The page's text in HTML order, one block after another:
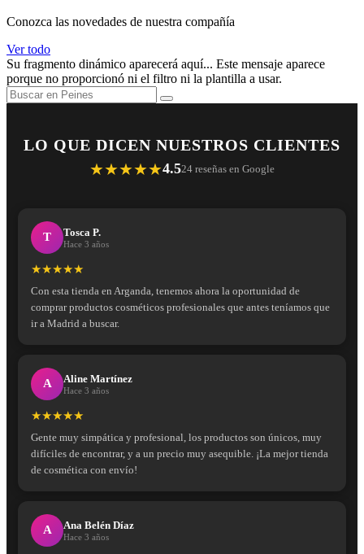
Conozca las novedades de nuestra compañía
Ver todo
Su fragmento dinámico aparecerá aquí... Este mensaje aparece
porque no proporcionó ni el filtro ni la plantilla a usar.
LO QUE DICEN NUESTROS CLIENTES
★★★★★4.524 reseñas en Google
T Tosca P.
Hace 3 años
★★★★★
Con esta tienda en Arganda, tenemos ahora la oportunidad de
comprar productos cosméticos profesionales que antes teníamos que
ir a Madrid a buscar.
A Aline Martínez
Hace 3 años
★★★★★
Gente muy simpática y profesional, los productos son únicos, muy
difíciles de encontrar, y a un precio muy asequible. ¡La mejor tienda
de cosmética con envío!
A Ana Belén Díaz
Hace 3 años